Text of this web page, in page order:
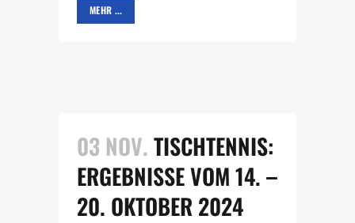
MEHR ...
03 NOV. TISCHTENNIS:
ERGEBNISSE VOM 14. –
20. OKTOBER 2024